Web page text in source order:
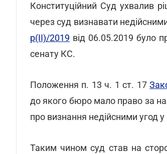
Конституційний Суд ухвалив
через суд визнавати
р(ІІ)/2019 від 06.05.2019 було
сенату КС.
Положення п. 13 ч. 1 ст. 17
до якого бюро мало право за
про визнання недійсними угод
Таким чином суд став на